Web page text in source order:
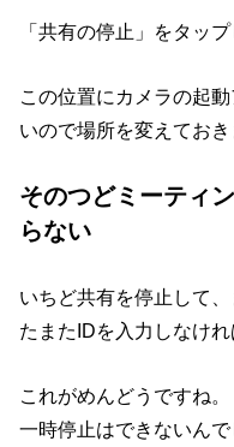
「共有の停止」をタップ
この位置にカメラの起
いので場所を変えておき
そのつどミーティ
らない
いちど共有を停止して
たまたIDを入力しなけれ
これがめんどうですね。
一時停止はできないんで